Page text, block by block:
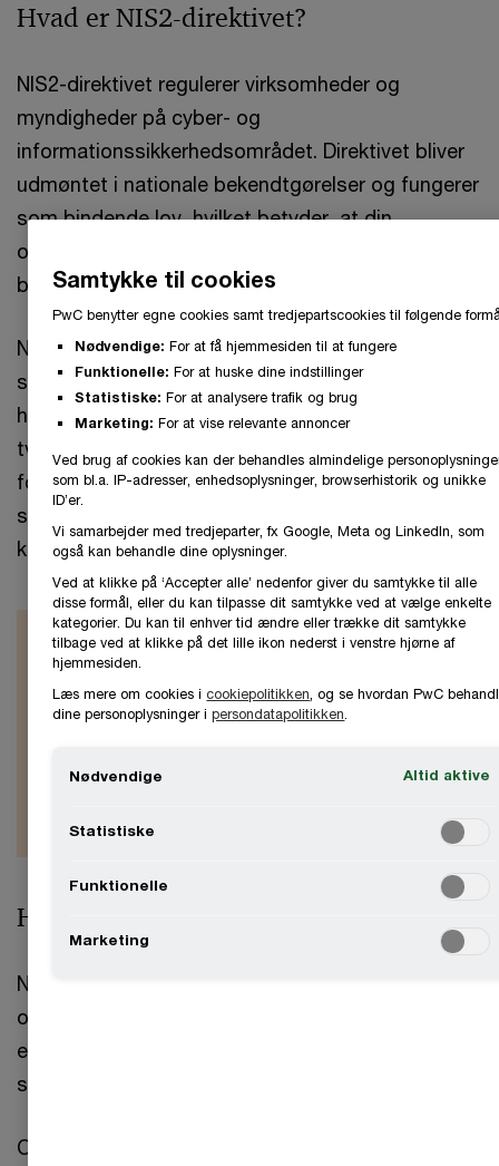
Hvad er NIS2-direktivet?
NIS2-direktivet regulerer virksomheder og
myndigheder på cyber- og
informationssikkerhedsområdet. Direktivet bliver
udmøntet i nationale bekendtgørelser og fungerer
som bindende lov, hvilket betyder, at din
organisation vil skulle efterleve kravene i
bekendtgørelsen.
NIS2-direktivet udvider kravene og
sanktioneringen af cybersikkerhed for at
harmonisere og strømline sikkerhedsniveauet på
tværs af medlemslandene, og med skærpede krav
for flere sektorer, betyder det, at din organisation
skal forholde sig til blandt andet risikostyring,
kontrol og tilsyn.
Sådan implementerer du NIS2-
kravene
Hent vores trin-for-trin-guide
Hvem er omfattet af NIS2-direktivet?
NIS2 udvider i væsentlig grad omfanget af
organisationer, og skelner mellem ”essentielle
entiteter” og ”vigtige entiteter” (se samtlige
sektorer i tabel nedenfor).
Omfanget af sektorer udvides (se samtlige
Samtykke til cookies
PwC benytter egne cookies samt tredjepartscookies til følgende
Nødvendige: For at få hjemmesiden til at fungere
Funktionelle: For at huske dine indstillinger
Statistiske: For at analysere trafik og brug
Marketing: For at vise relevante annoncer
Ved brug af cookies kan der behandles almindelige
som bl.a. IP-adresser, enhedsoplysninger, browserhistorik og unikke
ID’er.
Vi samarbejder med tredjeparter, fx Google, Meta og LinkedIn, som
også kan behandle dine oplysninger.
Ved at klikke på ‘Accepter alle’ nedenfor giver du samtykke til alle
disse formål, eller du kan tilpasse dit samtykke ved at vælge enkelte
kategorier. Du kan til enhver tid ændre eller trække dit samtykke
tilbage ved at klikke på det lille ikon nederst i venstre hjørne af
hjemmesiden.
Læs mere om cookies icookiepolitikken, og se hvordan PwC
dine personoplysninger ipersondatapolitikken.
Nødvendige Altid aktive
Statistiske
Funktionelle
Marketing